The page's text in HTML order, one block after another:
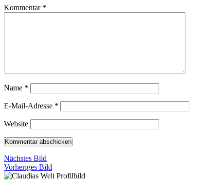
Kommentar *
Name *
E-Mail-Adresse *
Website
Nächstes Bild
Vorheriges Bild